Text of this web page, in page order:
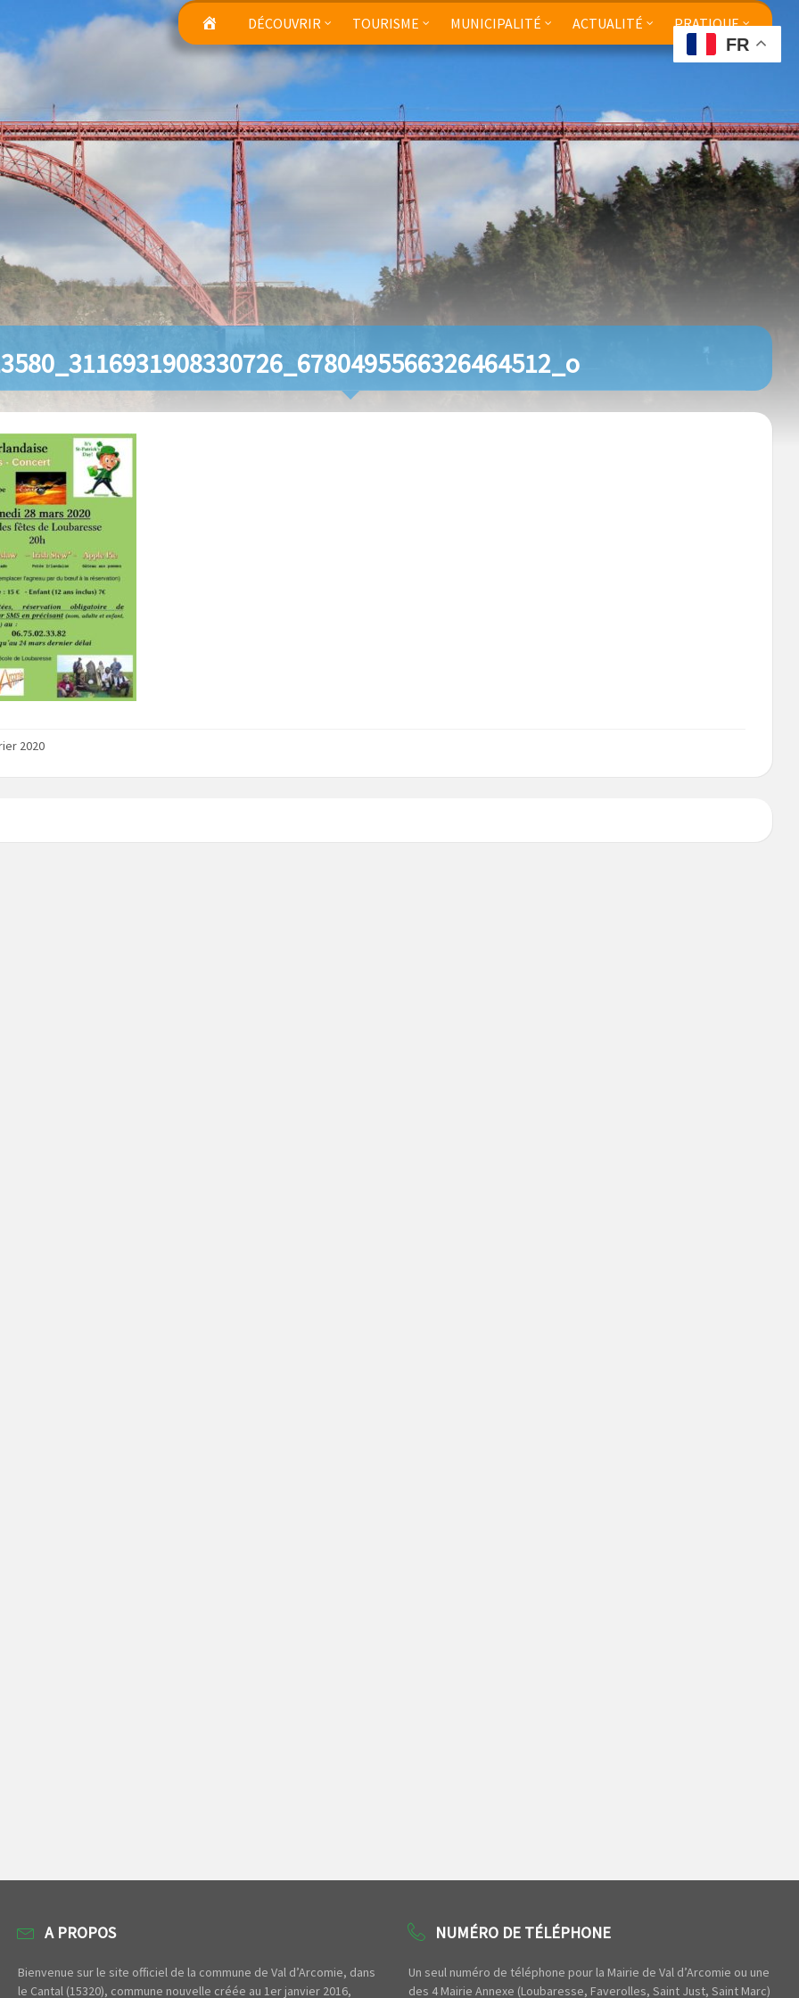
DÉCOUVRIR TOURISME MUNICIPALITÉ ACTUALITÉ
PRATIQUE
2020
A PROPOS
Bienvenue sur le site officiel de la commune de Val d’Arcomie, dans
le Cantal (15320), commune nouvelle créée au 1er janvier 2016,
NUMÉRO DE TÉLÉPHONE
Un seul numéro de téléphone pour la Mairie de Val d’Arcomie ou une
des 4 Mairie Annexe (Loubaresse, Faverolles, Saint Just, Saint Marc)
FR